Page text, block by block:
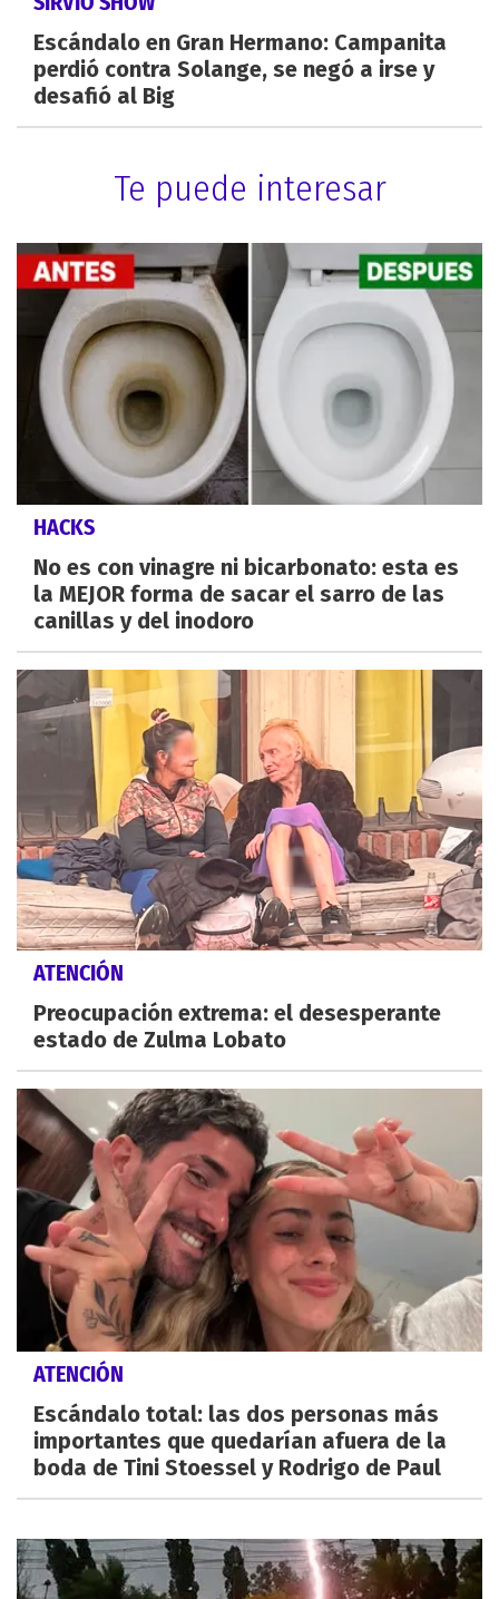
Escándalo en Gran Hermano: Campanita
perdió contra Solange, se negó a irse y
desafió al Big
Te puede interesar
HACKS
No es con vinagre ni bicarbonato: esta es
la MEJOR forma de sacar el sarro de las
canillas y del inodoro
ATENCIÓN
Preocupación extrema: el desesperante
estado de Zulma Lobato
ATENCIÓN
Escándalo total: las dos personas más
importantes que quedarían afuera de la
boda de Tini Stoessel y Rodrigo de Paul